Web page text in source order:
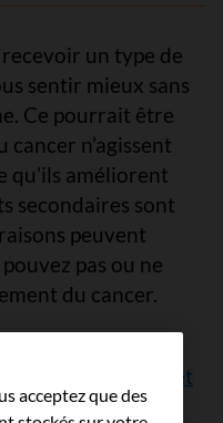
un type de
sentir mieux sans
Ce pourrait être
n’agissent
qu’ils améliorent
secondaires sont
peuvent
pas ou ne
du cancer.
votre équipe de
choisir les soins et
avancé.
acceptez que des